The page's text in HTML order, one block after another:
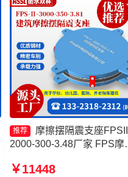
推荐
摩擦摆隔震支座
2000-300-3.48厂家 FPS摩
FPS-Ⅱ-2000-500-3.8 摩擦
￥11448